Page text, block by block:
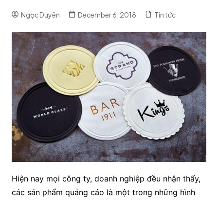
Ngọc Duyên December 6, 2018 Tin tức
Hiện nay mọi công ty, doanh nghiệp đều nhận thấy,
các sản phẩm quảng cáo là một trong những hình